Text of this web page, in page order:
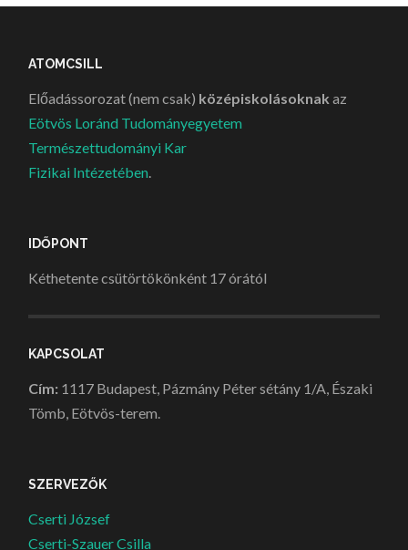
ATOMCSILL
Előadássorozat (nem csak) középiskolásoknak az
Eötvös Loránd Tudományegyetem
Természettudományi Kar
Fizikai Intézetében.
IDŐPONT
Kéthetente csütörtökönként 17 órától
KAPCSOLAT
Cím: 1117 Budapest, Pázmány Péter sétány 1/A, Északi
Tömb, Eötvös-terem.
SZERVEZŐK
Cserti József
Cserti-Szauer Csilla